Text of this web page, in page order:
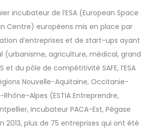
incubateur de l’ESA (European Space
Centre) européens mis en place par
d’entreprises et de start-ups ayant
(urbanisme, agriculture, médical, grand
du pôle de compétitivité SAFE, l’ESA
Nouvelle-Aquitaine, Occitanie-
Alpes (ESTIA Entreprendre,
Incubateur PACA-Est, Pégase
plus de 75 entreprises qui ont été